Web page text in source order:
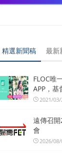
精選新聞稿 最新
FLOC唯
APP，基
2021/
遠傳召
會
2026/